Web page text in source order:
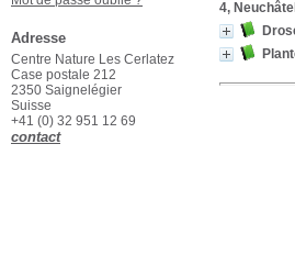
4,
Adresse
Centre Nature Les Cerlatez
Case postale 212
2350 Saignelégier
Suisse
+41 (0) 32 951 12 69
contact